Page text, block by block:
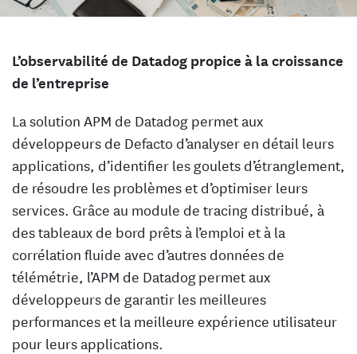
L’observabilité de Datadog propice à la croissance
de l’entreprise
La solution APM de Datadog permet aux
développeurs de Defacto d’analyser en détail leurs
applications, d’identifier les goulets d’étranglement,
de résoudre les problèmes et d’optimiser leurs
services. Grâce au module de tracing distribué, à
des tableaux de bord prêts à l’emploi et à la
corrélation fluide avec d’autres données de
télémétrie, l’APM de Datadog permet aux
développeurs de garantir les meilleures
performances et la meilleure expérience utilisateur
pour leurs applications.